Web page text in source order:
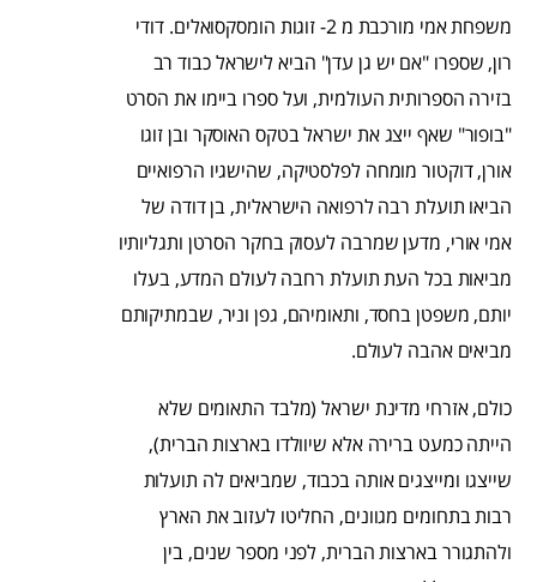
משפחת אמי מורכבת מ 2- זוגות הומסקסואלים. דודי
רון, שספרו "אם יש גן עדן" הביא לישראל כבוד רב
בזירה הספרותית העולמית, ועל ספרו ביימו את הסרט
"בופור" שאף ייצג את ישראל בטקס האוסקר ובן זוגו
אורן, דוקטור מומחה לפלסטיקה, שהישגיו הרפואיים
הביאו תועלת רבה לרפואה הישראלית, בן דודה של
אמי אורי, מדען שמרבה לעסוק בחקר הסרטן ותגליותיו
מביאות בכל העת תועלת רחבה לעולם המדע, בעלו
יותם, משפטן בחסד, ותאומיהם, גפן וניר, שבמתיקותם
מביאים אהבה לעולם.
כולם, אזרחי מדינת ישראל (מלבד התאומים שלא
הייתה כמעט ברירה אלא שיוולדו בארצות הברית),
שייצגו ומייצגים אותה בכבוד, שמביאים לה תועלות
רבות בתחומים מגוונים, החליטו לעזוב את הארץ
ולהתגורר בארצות הברית, לפני מספר שנים, בין